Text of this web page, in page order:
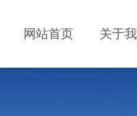
网站首页 关于